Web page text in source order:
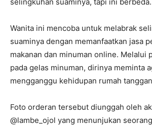
Wanita ini mencoba untuk melabrak
suaminya dengan memanfaatkan jasa
makanan dan minuman online. Melalui
pada gelas minuman, dirinya meminta
mengganggu kehidupan rumah
Foto orderan tersebut diunggah oleh
@lambe_ojol yang menunjukan